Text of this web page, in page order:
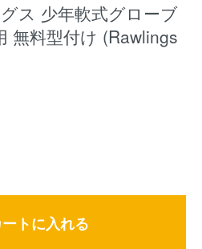
ス 少年軟式グローブ
無料型付け (Rawlings
トに入れる